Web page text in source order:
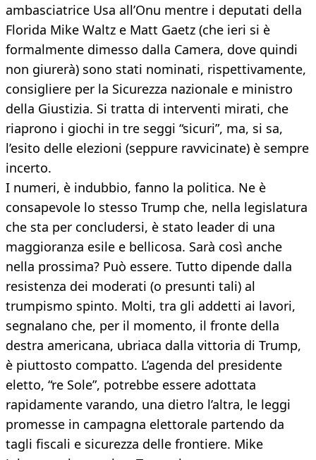
ambasciatrice Usa all’Onu mentre i deputati della
Florida Mike Waltz e Matt Gaetz (che ieri si è
formalmente dimesso dalla Camera, dove quindi
non giurerà) sono stati nominati, rispettivamente,
consigliere per la Sicurezza nazionale e ministro
della Giustizia. Si tratta di interventi mirati, che
riaprono i giochi in tre seggi “sicuri”, ma, si sa,
l’esito delle elezioni (seppure ravvicinate) è sempre
incerto.
I numeri, è indubbio, fanno la politica. Ne è
consapevole lo stesso Trump che, nella legislatura
che sta per concludersi, è stato leader di una
maggioranza esile e bellicosa. Sarà così anche
nella prossima? Può essere. Tutto dipende dalla
resistenza dei moderati (o presunti tali) al
trumpismo spinto. Molti, tra gli addetti ai lavori,
segnalano che, per il momento, il fronte della
destra americana, ubriaca dalla vittoria di Trump,
è piuttosto compatto. L’agenda del presidente
eletto, “re Sole”, potrebbe essere adottata
rapidamente varando, una dietro l’altra, le leggi
promesse in campagna elettorale partendo da
tagli fiscali e sicurezza delle frontiere. Mike